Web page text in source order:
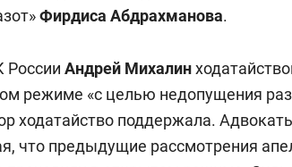
Фирдиса Абдрахманова.
России Андрей Михалин
режиме «с целью недопущения
ходатайство поддержала.
что предыдущие рассмотрения